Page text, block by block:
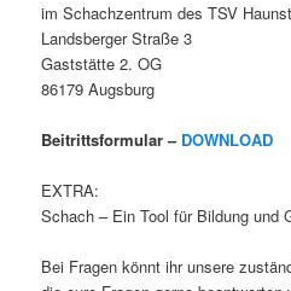
im Schachzentrum des TSV
Landsberger Straße 3
Gaststätte 2. OG
86179 Augsburg
Beitrittsformular – DOWNLOAD
EXTRA:
Schach – Ein Tool für Bildung und
Bei Fragen könnt ihr unsere